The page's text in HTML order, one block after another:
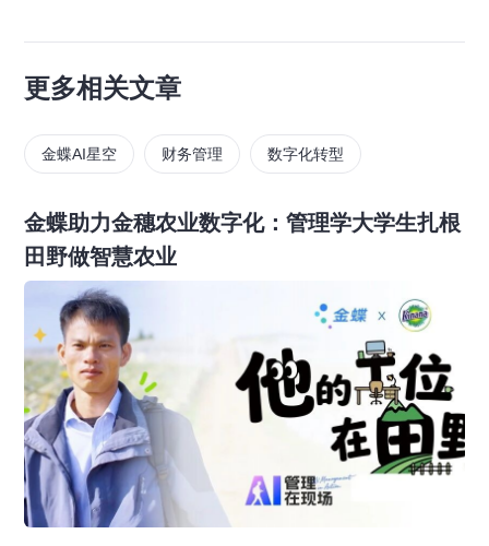
更多相关文章
金蝶AI星空 财务管理 数字化转型
金蝶助力金穗农业数字化：管理学大学生扎根
田野做智慧农业